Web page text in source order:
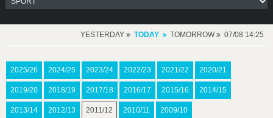
YESTERDAY TODAY TOMORROW 07/08 14:25
2025/26 2024/25 2023/24 2022/23 2021/22 2020/21
2019/20 2018/19 2017/18 2016/17 2015/16 2014/15
2013/14 2012/13 2011/12 2010/11 2009/10